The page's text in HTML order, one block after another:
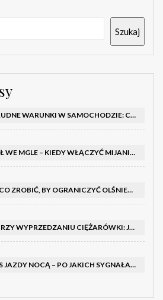
Szukaj
WYPOSAŻENIE NA TRUDNE WARUNKI W SAMOCHODZIE: CO MIEĆ ZIMĄ, W TRASIE I NA WYPADEK AWARII
JAK UŻYWAĆ ŚWIATEŁ WE MGLE – KIEDY WŁĄCZYĆ MIJANIA I PRZECIWMGIELNE ORAZ CZEGO NIE ROBIĆ
JAZDA POD SŁOŃCE: CO ZROBIĆ, BY OGRANICZYĆ OLŚNIENIE I POPRAWIĆ WIDOCZNOŚĆ
PODMUCH WIATRU PRZY WYPRZEDZANIU CIĘŻARÓWKI: JAK UTRZYMAĆ TOR JAZDY I OPANOWAĆ AUTO
ZMĘCZENIE PODCZAS JAZDY NOCĄ – PO JAKICH SYGNAŁACH ROZPOZNAĆ SENNOŚĆ ZA KIEROWNICĄ I KIEDY ZROBIĆ PRZERWĘ